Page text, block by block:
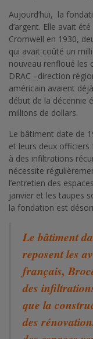
Aujourd’hui, la
d’argent. Elle avait
Cromwell en 1930,
qui avait coûté un
nouveau renfloué les
DRAC –direction
américain avaient
début de la décennie
millions de dollars.
Le bâtiment date de
et leurs deux
à des infiltrations
nécessite
l’entretien des
janvier et les taupes
la fondation est
Le bâtiment
reposent les
français,
des
que la
des